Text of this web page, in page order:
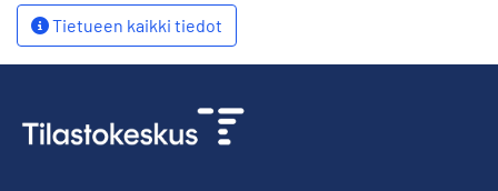
Tietueen kaikki tiedot